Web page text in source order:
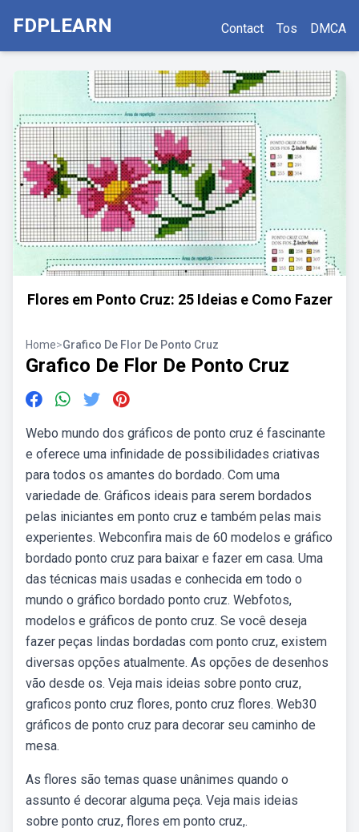
FDPLEARN Contact Tos DMCA
Flores em Ponto Cruz: 25 Ideias e Como Fazer
Home>Grafico De Flor De Ponto Cruz
Grafico De Flor De Ponto Cruz
Webo mundo dos gráficos de ponto cruz é fascinante
e oferece uma infinidade de possibilidades criativas
para todos os amantes do bordado. Com uma
variedade de. Gráficos ideais para serem bordados
pelas iniciantes em ponto cruz e também pelas mais
experientes. Webconfira mais de 60 modelos e gráfico
bordado ponto cruz para baixar e fazer em casa. Uma
das técnicas mais usadas e conhecida em todo o
mundo o gráfico bordado ponto cruz. Webfotos,
modelos e gráficos de ponto cruz. Se você deseja
fazer peças lindas bordadas com ponto cruz, existem
diversas opções atualmente. As opções de desenhos
vão desde os. Veja mais ideias sobre ponto cruz,
graficos ponto cruz flores, ponto cruz flores. Web30
gráficos de ponto cruz para decorar seu caminho de
mesa.
As flores são temas quase unânimes quando o
assunto é decorar alguma peça. Veja mais ideias
sobre ponto cruz, flores em ponto cruz,.